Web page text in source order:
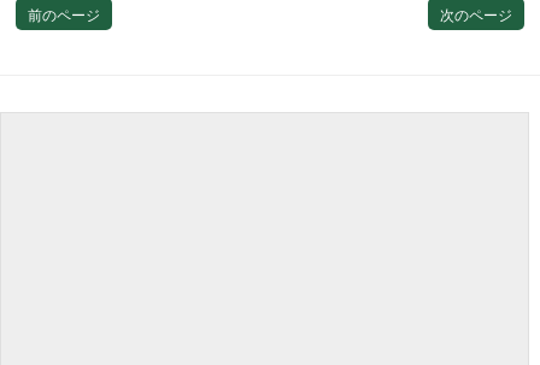
前のページ 次のページ